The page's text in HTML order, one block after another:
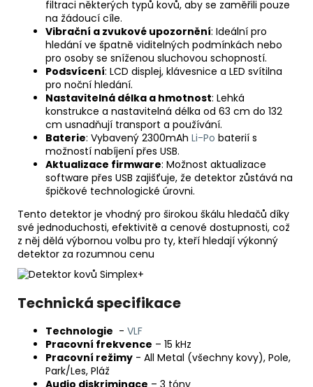
filtraci některých typů kovů, aby se zaměřili pouze
na žádoucí cíle.
Vibrační a zvukové upozornění: Ideální pro
hledání ve špatně viditelných podmínkách nebo
pro osoby se sníženou sluchovou schopností.
Podsvícení: LCD displej, klávesnice a LED svítilna
pro noční hledání.
Nastavitelná délka a hmotnost: Lehká
konstrukce a nastavitelná délka od 63 cm do 132
cm usnadňují transport a používání.
Baterie: Vybavený 2300mAh Li-Po baterií s
možností nabíjení přes USB.
Aktualizace firmware: Možnost aktualizace
software přes USB zajišťuje, že detektor zůstává na
špičkové technologické úrovni.
Tento detektor je vhodný pro širokou škálu hledačů díky
své jednoduchosti, efektivitě a cenové dostupnosti, což
z něj dělá výbornou volbu pro ty, kteří hledají výkonný
detektor za rozumnou cenu​
Technická specifikace
Technologie - VLF
Pracovní frekvence – 15 kHz
Pracovní režimy - All Metal (všechny kovy), Pole,
Park/Les, Pláž